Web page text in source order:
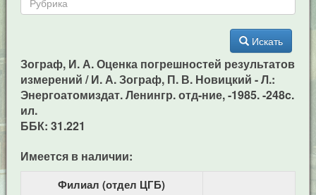
Искать
Зограф, И. А. Оценка погрешностей результатов
измерений / И. А. Зограф, П. В. Новицкий - Л.:
Энергоатомиздат. Ленингр. отд-ние, -1985. -248c.
ил.
ББК: 31.221
Имеется в наличии:
Филиал (отдел ЦГБ)